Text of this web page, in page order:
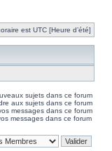
est UTC [Heure d’été]
sujets dans ce forum
aux sujets dans ce forum
messages dans ce forum
messages dans ce forum